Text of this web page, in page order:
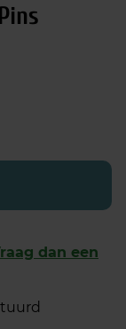
dan een